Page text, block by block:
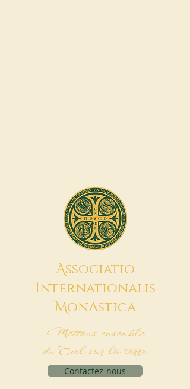
Associatio
Internationalis
MonAstica
Mettons ensemble
du Ciel sur la terre
Contactez-nous